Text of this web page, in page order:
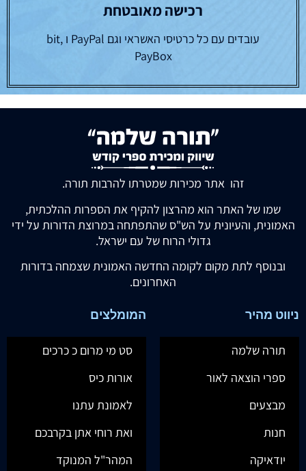
רכישה מאובטחת
עובדים עם כל כרטיסי האשראי וגם PayPal ו bit,
PayBox
זהו אתר מכירות שמטרתו להרבות תורה.
שמו של האתר הוא מהרצון להקיף את הספרות ההלכתית,
האמונית, והעיונית על הש"ס שהתפתחה במרוצת הדורות על ידי
גדולי הרוח של עם ישראל.
ובנוסף לתת מקום לקומה החדשה האמונית שצמחה בדורות
האחרונים.
ניווט מהיר
תורה שלמה
ספרי הוצאה לאור
מבצעים
חנות
יודאיקה
המומלצים
סט מי מרום כ כרכים
אורות כיס
לאמונת עתנו
ואת רוחי אתן בקרבכם
המהר"ל המנוקד